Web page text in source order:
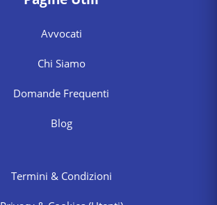
Avvocati
Chi Siamo
Domande Frequenti
Blog
Termini & Condizioni